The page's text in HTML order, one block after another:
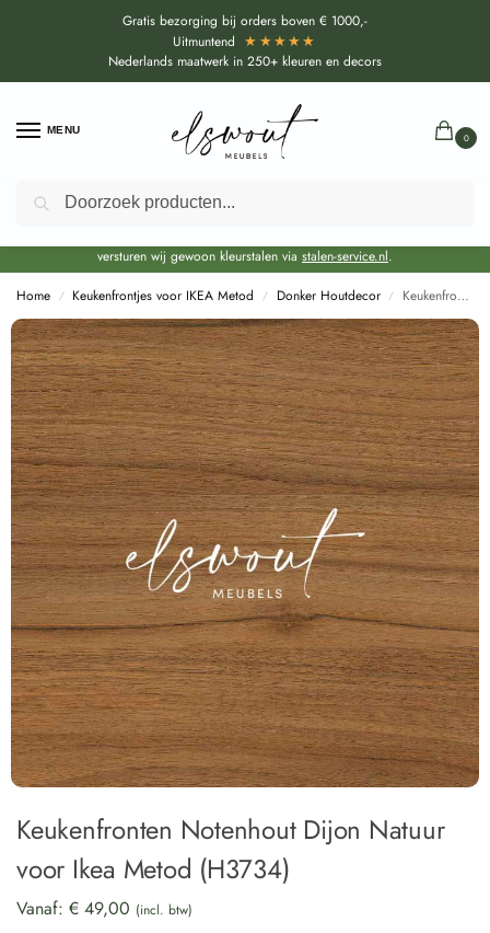
Gratis bezorging bij orders boven € 1000,-
Uitmuntend ★★★★★
Nederlands maatwerk in 250+ kleuren en decors
MENU
0
Door de bouwvakperiode geldt voor alle collecties momenteel een EXTRA
levertijd van circa 3-4 weken bovenop de reguliere levertijd.
versturen wij gewoon kleurstalen via stalen-service.nl.
Home / Keukenfrontjes voor IKEA Metod / Donker Houtdecor / Keukenfronten Notenhout Dijon Natuur voor Ikea Metod (H3734)
Keukenfronten Notenhout Dijon Natuur
voor Ikea Metod (H3734)
Vanaf: € 49,00 (incl. btw)